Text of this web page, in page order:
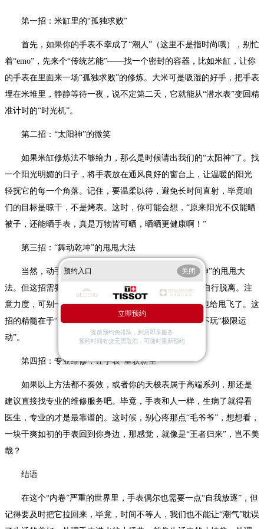
第一招：米缸里的“孤独求败”
首先，如果你的手表不幸成了“潮人”（这里不是指时尚哦），别忙
着“emo”，先来个“传统艺能”——找一个密封的容器，比如米缸，让你
的手表在里面来一场“孤独求败”的修炼。大米可是吸湿的好手，把手表
埋在米堆里，静静等待一夜，说不定第二天，它就能从“潜水表”变回精
准计时的“时光机”。
第二招：“太阳神”的微笑
如果米缸修炼法不够给力，那么是时候请出我们的“太阳神”了。找
一个阳光明媚的日子，将手表放在通风良好的窗台上，让温暖的阳光
轻抚它的每一个角落。记住，要温柔以待，避免长时间直射，毕竟咱
们的目标是晾干，不是烤表。这时，你可能会想，“原来阳光不仅能晒
被子，还能晒手表，真是万物皆可晒，晒晒更健康啊！”
第三招：“舞动乾坤”的甩甩大法
当然，动手能力MAX的朋友们，可以尝试“舞动乾坤”的甩甩大
法。但这招需要谨慎操作，轻轻晃动手表，试图让水珠自行脱离。注
意力度，可别一个不小心，“甩”出了新的宇宙，把表针也给甩飞了。这
招的精髓在于“四两拨千斤”，毕竟手表不是篮球，咱们不玩“极限运
动”。
第四招：专业维修，让手表“重获新生”
如果以上方法都不奏效，或者你的天梭表属于高端系列，那还是
建议直接找专业的维修服务吧。毕竟，手表和人一样，生病了就得看
医生，专业的才是最靠谱的。这时候，别心疼那点“毛爷爷”，想想看，
一块干爽如初的手表回到你身边，那感觉，就像是“王者归来”，岂不美
哉？
结语
在这个“内卷”严重的世界里，手表偶尔也需要一点“自我放逐”，但
记得要及时把它拉回来，毕竟，时间不等人，我们也不能让“潮气”耽误
预约入口 关闭
立即预约
提前预约免排队，到店即享服务
预约时间有变无需取消，可随时重新预约